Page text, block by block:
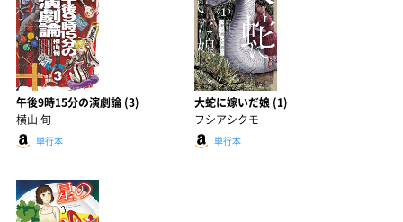
午後9時15分の演劇論 (3)
横山 旬
単行本
大蛇に嫁いだ娘 (1)
フシアシクモ
単行本